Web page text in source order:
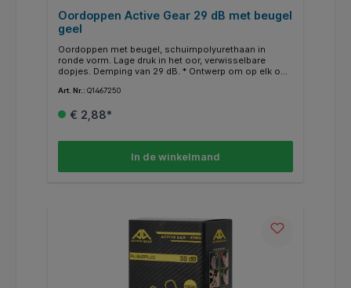
Oordoppen Active Gear 29 dB met beugel
geel
Oordoppen met beugel, schuimpolyurethaan in
ronde vorm. Lage druk in het oor, verwisselbare
dopjes. Demping van 29 dB. * Ontwerp om op elk oor
Schuimpolyurethaan oordoppen hebben een ronde
een langzame vervorming die zorgt voor een betere
Gemakkelijk aan en uit te trekken, ideaal voor
incidenteel gebruik * Verwisselbare oordopjes * CE
Art. Nr.: Q1467250
€ 2,88*
In de winkelmand